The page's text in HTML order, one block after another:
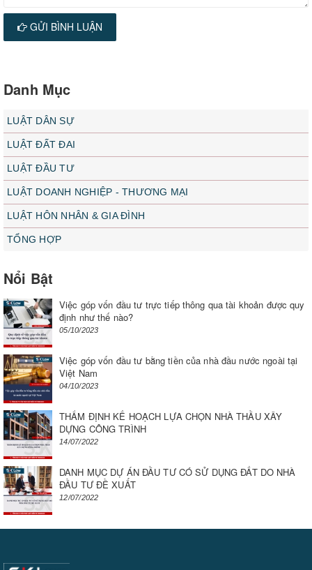
GỬI BÌNH LUẬN
Danh Mục
LUẬT DÂN SỰ
LUẬT ĐẤT ĐAI
LUẬT ĐẦU TƯ
LUẬT DOANH NGHIỆP - THƯƠNG MẠI
LUẬT HÔN NHÂN & GIA ĐÌNH
TỔNG HỢP
Nổi Bật
Việc góp vốn đầu tư trực tiếp thông qua tài khoản được quy
định như thế nào?
05/10/2023
Việc góp vốn đầu tư bằng tiền của nhà đầu nước ngoài tại
Việt Nam
04/10/2023
THẨM ĐỊNH KẾ HOẠCH LỰA CHỌN NHÀ THẦU XÂY
DỰNG CÔNG TRÌNH
14/07/2022
DANH MỤC DỰ ÁN ĐẦU TƯ CÓ SỬ DỤNG ĐẤT DO NHÀ
ĐẦU TƯ ĐỀ XUẤT
12/07/2022